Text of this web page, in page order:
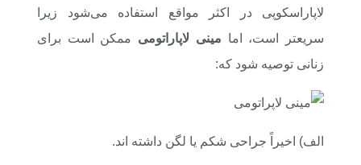
لاپاراسکوپی در اکثر مواقع استفاده می‌شود زیرا
سریعتر است، اما مینی لاپاراتومی ممکن است برای
زنانی توصیه شود که:
الف‌) اخیراً جراحی شکم یا لگن داشته اند.